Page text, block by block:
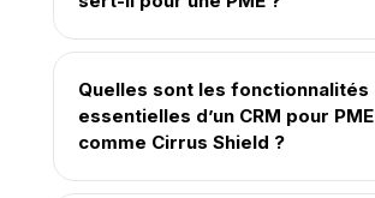
Quelles sont les fonctionnalités
essentielles d’un CRM pour PME
comme Cirrus Shield ?